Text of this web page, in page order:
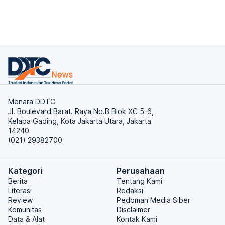
Menara DDTC
Jl. Boulevard Barat. Raya No.B Blok XC 5-6,
Kelapa Gading, Kota Jakarta Utara, Jakarta
14240
(021) 29382700
Kategori
Berita
Literasi
Review
Komunitas
Data & Alat
Perusahaan
Tentang Kami
Redaksi
Pedoman Media Siber
Disclaimer
Kontak Kami